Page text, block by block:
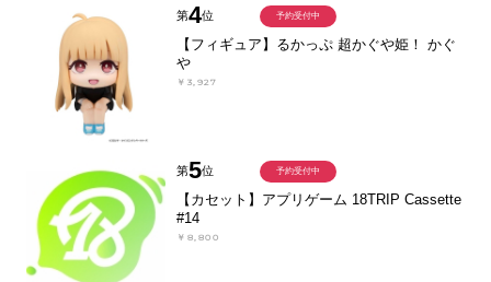
第4位
【フィギュア】るかっぷ 超かぐや姫！ かぐ
や
￥3,927
予約受付中
第5位
【カセット】アプリゲーム 18TRIP Cassette
#14
￥8,800
予約受付中